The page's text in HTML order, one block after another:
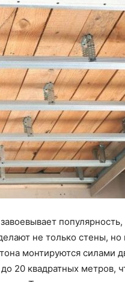
не только стены, но
монтируются силами
20 квадратных метров,